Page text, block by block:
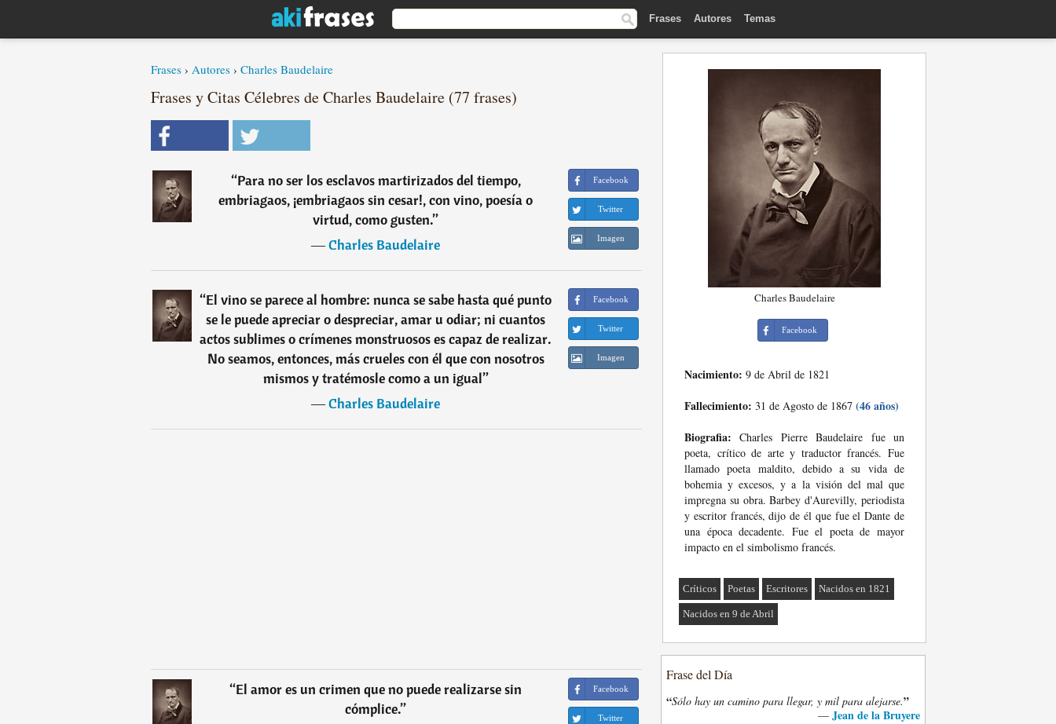
Frases Autores Temas
Frases › Autores › Charles Baudelaire
Frases y Citas Célebres de Charles Baudelaire (77 frases)
“Para no ser los esclavos martirizados del tiempo,
embriagaos, ¡embriagaos sin cesar!, con vino, poesía o
virtud, como gusten.”
―Charles Baudelaire
Facebook
Twitter
Imagen
“El vino se parece al hombre: nunca se sabe hasta qué punto
se le puede apreciar o despreciar, amar u odiar; ni cuantos
actos sublimes o crímenes monstruosos es capaz de realizar.
No seamos, entonces, más crueles con él que con nosotros
mismos y tratémosle como a un igual”
―Charles Baudelaire
Facebook
Twitter
Imagen
“El amor es un crimen que no puede realizarse sin
cómplice.”
Facebook
Twitter
Charles Baudelaire
Facebook
Nacimiento: 9 de Abril de 1821
Fallecimiento: 31 de Agosto de 1867 (46 años)
Biografia: Charles Pierre Baudelaire fue un
poeta, crítico de arte y traductor francés. Fue
llamado poeta maldito, debido a su vida de
bohemia y excesos, y a la visión del mal que
impregna su obra. Barbey d'Aurevilly, periodista
y escritor francés, dijo de él que fue el Dante de
una época decadente. Fue el poeta de mayor
impacto en el simbolismo francés.
Críticos Poetas Escritores Nacidos en 1821
Nacidos en 9 de Abril
Frase del Día
“Sólo hay un camino para llegar, y mil para alejarse.”
— Jean de la Bruyere